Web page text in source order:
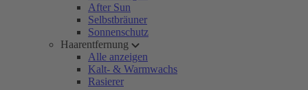
After Sun
Selbstbräuner
Sonnenschutz
Haarentfernung
Alle anzeigen
Kalt- & Warmwachs
Rasierer